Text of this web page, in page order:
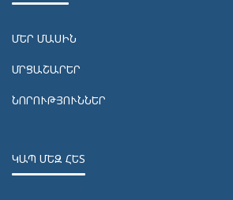
ՄԵՐ ՄԱՍԻՆ
ՄՐՑԱՇԱՐԵՐ
ՆՈՐՈՒԹՅՈՒՆՆԵՐ
ԿԱՊ ՄԵԶ ՀԵՏ